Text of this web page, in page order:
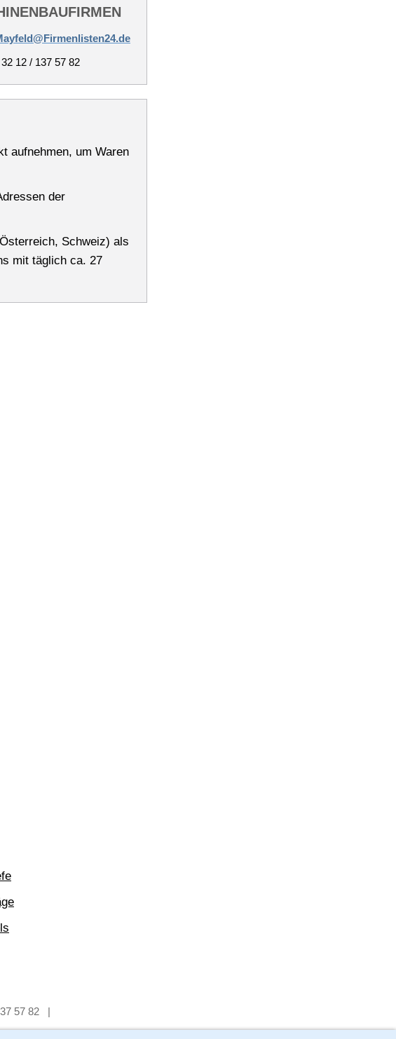
12 / 137 57 82
aufnehmen, um Waren
der
Schweiz) als
mit täglich ca. 27
57 82 |